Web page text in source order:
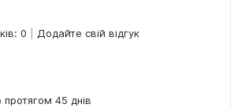
0 Додайте свій відгук
45 днів